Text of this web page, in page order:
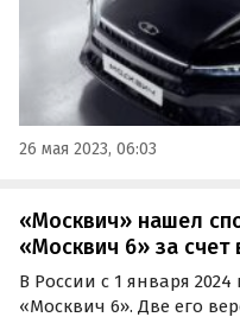
26 мая 2023, 06:03
«Москвич» нашел
«Москвич 6» за счет
В России с 1 января
«Москвич 6». Две его